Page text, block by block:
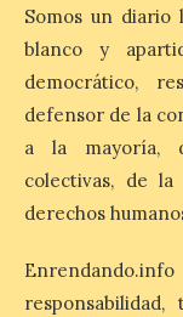
Zamora,
provincias con
1% de los
esas […]
El eclipse
de
precios
Somos un diario
blanco y
democrático,
defensor de la
a la mayoría,
colectivas, de
derechos
responsabilidad,